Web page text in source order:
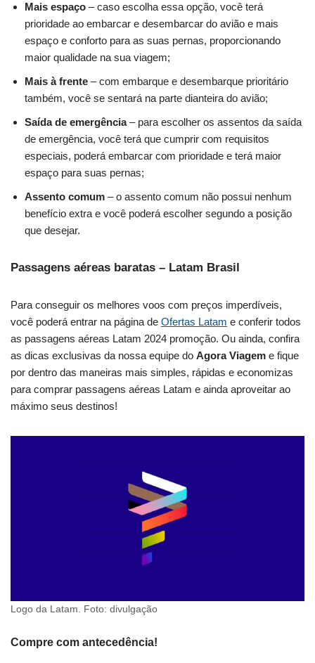
Mais espaço – caso escolha essa opção, você terá
prioridade ao embarcar e desembarcar do avião e mais
espaço e conforto para as suas pernas, proporcionando
maior qualidade na sua viagem;
Mais à frente – com embarque e desembarque prioritário
também, você se sentará na parte dianteira do avião;
Saída de emergência– para escolher os assentos da saída
de emergência, você terá que cumprir com requisitos
especiais, poderá embarcar com prioridade e terá maior
espaço para suas pernas;
Assento comum – o assento comum não possui nenhum
benefício extra e você poderá escolher segundo a posição
que desejar.
Passagens aéreas baratas – Latam Brasil
Para conseguir os melhores voos com preços imperdíveis,
você poderá entrar na página de Ofertas Latam e conferir todos
as passagens aéreas Latam 2024 promoção. Ou ainda, confira
as dicas exclusivas da nossa equipe do Agora Viagem e fique
por dentro das maneiras mais simples, rápidas e economizas
para comprar passagens aéreas Latam e ainda aproveitar ao
máximo seus destinos!
Logo da Latam. Foto: divulgação
Compre com antecedência!